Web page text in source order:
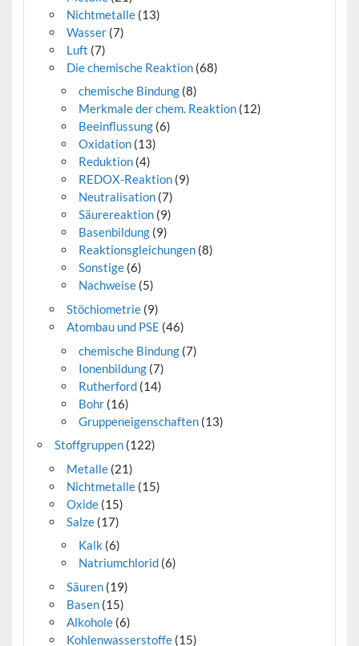
Nichtmetalle(13)
Wasser(7)
Luft (7)
Die chemische Reaktion(68)
chemische Bindung (8)
Merkmale der chem. Reaktion (12)
Beeinflussung (6)
Oxidation (13)
Reduktion (4)
REDOX-Reaktion (9)
Neutralisation (7)
Säurereaktion (9)
Basenbildung (9)
Reaktionsgleichungen (8)
Sonstige (6)
Nachweise (5)
Stöchiometrie(9)
Atombau und PSE (46)
chemische Bindung (7)
Ionenbildung (7)
Rutherford (14)
Bohr (16)
Gruppeneigenschaften (13)
Stoffgruppen(122)
Metalle(21)
Nichtmetalle(15)
Oxide(15)
Salze(17)
Kalk (6)
Natriumchlorid (6)
Säuren(19)
Basen(15)
Alkohole(6)
Kohlenwasserstoffe(15)